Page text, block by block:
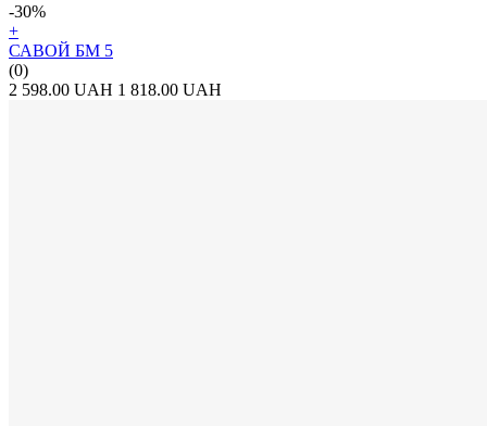
-30%
+
САВОЙ БМ 5
(0)
2 598.00 UAH 1 818.00 UAH